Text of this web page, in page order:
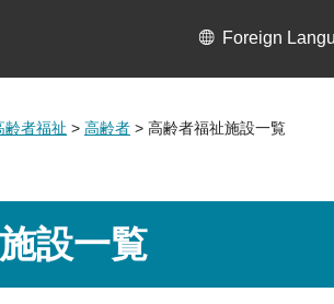
Foreign
齢者福祉 > 高齢者 > 高齢者福祉施設一覧
設一覧